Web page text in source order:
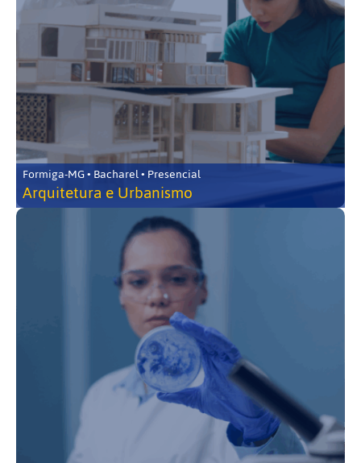
Formiga-MG • Bacharel • Presencial
Arquitetura e Urbanismo